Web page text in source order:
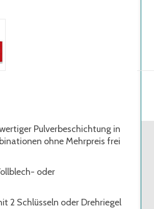
Pulverbeschichtung in
ohne Mehrpreis frei
oder
2 Schlüsseln oder Drehriegel